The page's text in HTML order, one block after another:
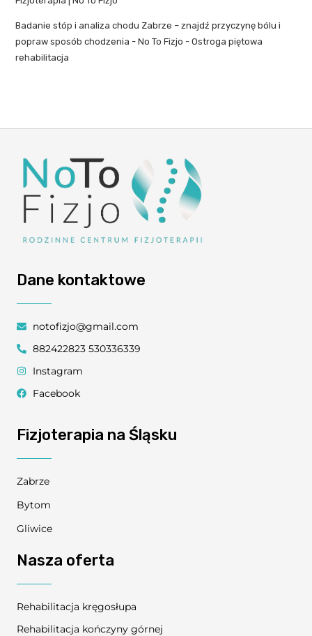
Badanie stóp i analiza chodu Zabrze – znajdź przyczynę bólu i
popraw sposób chodzenia - No To Fizjo -Ostroga piętowa
rehabilitacja
Dane kontaktowe
notofizjo@gmail.com
882422823 530336339
Instagram
Facebook
Fizjoterapia na Śląsku
Zabrze
Bytom
Gliwice
Nasza oferta
Rehabilitacja kręgosłupa
Rehabilitacja kończyny górnej